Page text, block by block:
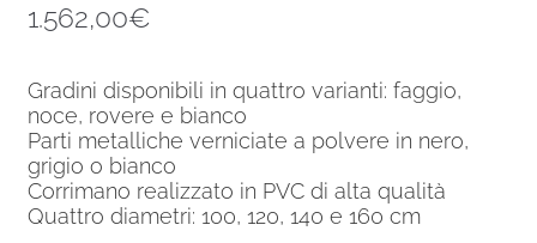
1.562,00€
Gradini disponibili in quattro varianti: faggio,
noce, rovere e bianco
Parti metalliche verniciate a polvere in nero,
grigio o bianco
Corrimano realizzato in PVC di alta qualità
Quattro diametri: 100, 120, 140 e 160 cm